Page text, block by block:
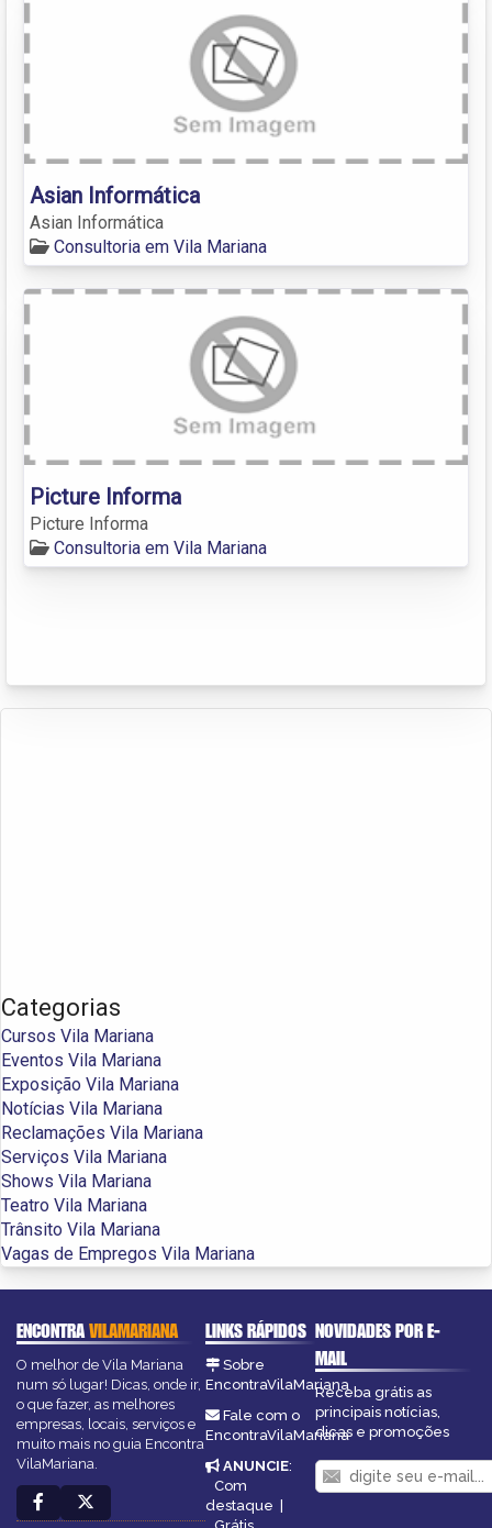
Asian Informática
Asian Informática
Consultoria em Vila Mariana
Picture Informa
Picture Informa
Consultoria em Vila Mariana
Categorias
Cursos Vila Mariana
Eventos Vila Mariana
Exposição Vila Mariana
Notícias Vila Mariana
Reclamações Vila Mariana
Serviços Vila Mariana
Shows Vila Mariana
Teatro Vila Mariana
Trânsito Vila Mariana
Vagas de Empregos Vila Mariana
ENCONTRAVILAMARIANA
O melhor de Vila Mariana
num só lugar! Dicas, onde ir,
o que fazer, as melhores
empresas, locais, serviços e
muito mais no guia Encontra
VilaMariana.
LINKS RÁPIDOS
Sobre
EncontraVilaMariana
Fale com o
EncontraVilaMariana
ANUNCIE:
Com
destaque |
NOVIDADES POR E-
MAIL
Receba grátis as
principais notícias,
dicas e promoções